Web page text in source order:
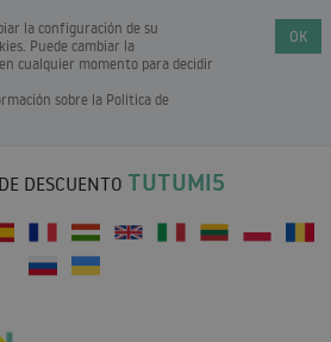
la configuración de su
Puede cambiar la
cualquier momento para decidir
sobre la Política de
OK
DESCUENTO TUTUMI5